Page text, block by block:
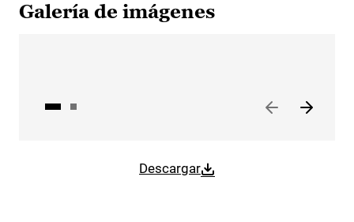
Galería de imágenes
Descargar